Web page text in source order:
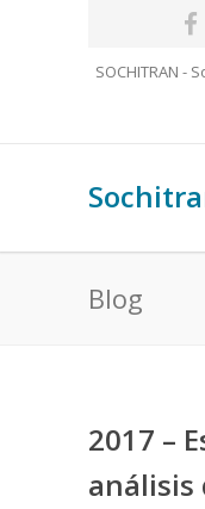
SOCHITRAN -
Blog
2017 –
análisis